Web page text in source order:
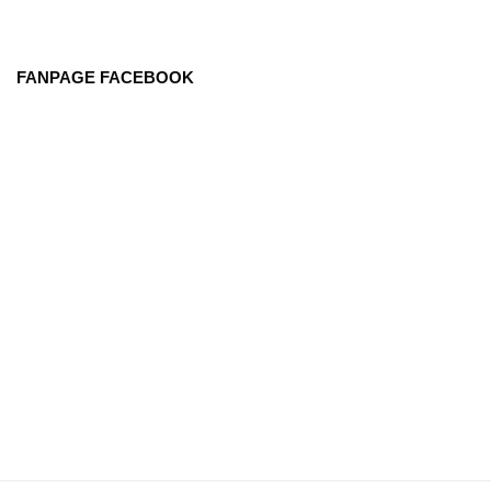
FANPAGE FACEBOOK